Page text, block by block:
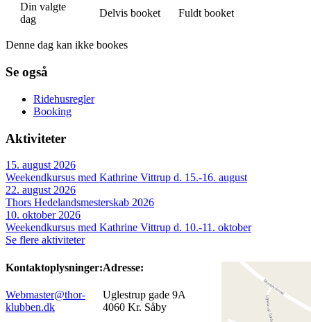
Din valgte
dag
Delvis booket Fuldt booket
Denne dag kan ikke bookes
Se også
Ridehusregler
Booking
Aktiviteter
15. august 2026
Weekendkursus med Kathrine Vittrup d. 15.-16. august
22. august 2026
Thors Hedelandsmesterskab 2026
10. oktober 2026
Weekendkursus med Kathrine Vittrup d. 10.-11. oktober
Se flere aktiviteter
Kontaktoplysninger:
Webmaster@thor-
klubben.dk
Adresse:
Uglestrup gade 9A
4060 Kr. Såby